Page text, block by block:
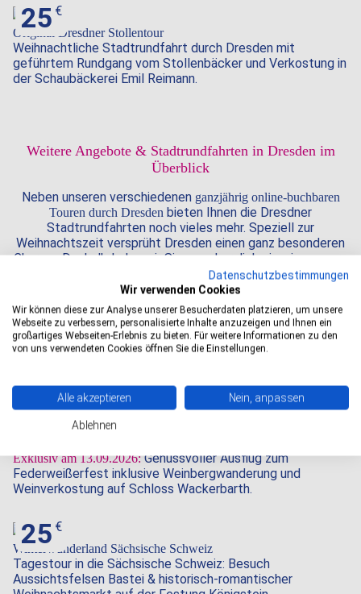
25
Original Dresdner Stollentour
Weihnachtliche Stadtrundfahrt durch Dresden mit
geführtem Rundgang vom Stollenbäcker und Verkostung in
der Schaubäckerei Emil Reimann.
Weitere Angebote & Stadtrundfahrten in Dresden im
Überblick
Neben unseren verschiedenen ganzjährig online-buchbaren
Touren durch Dresden bieten Ihnen die Dresdner
Stadtrundfahrten noch vieles mehr. Speziell zur
Weihnachtszeit versprüht Dresden einen ganz besonderen
Charme. Deshalb laden wir Sie ganz herzlich ein, eine unsere
winter- & weihnachtlichen Stadtrundfahrten in Dresdenzu
erleben. Für größereGruppen und Firmen
spezielle Themenfahrten und individuell abgestimmte
Sonderfahrten an - natürlich nicht nur zu Weihnachten,
sondern ebenfalls das ganze Jahr über. Genauso wie unsere
Gutscheine, welche zu den verschiedensten Anlässen das
Exklusiv am 13.09.2026:Genussvoller Ausflug zum
Federweißerfest inklusive Weinbergwanderung und
Weinverkostung auf Schloss Wackerbarth.
25
Winterwunderland Sächsische Schweiz
Tagestour in die Sächsische Schweiz: Besuch
Aussichtsfelsen Bastei & historisch-romantischer
Datenschutzbestimmungen
Wir verwenden Cookies
Wir können diese zur Analyse unserer Besucherdaten platzieren, um unsere
Webseite zu verbessern, personalisierte Inhalte anzuzeigen und Ihnen ein
großartiges Webseiten-Erlebnis zu bieten. Für weitere Informationen zu den
von uns verwendeten Cookies öffnen Sie die Einstellungen.
Alle akzeptieren Nein, anpassen
Ablehnen